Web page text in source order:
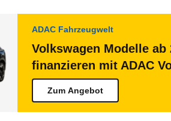
ADAC Fahrzeugwelt
Volkswagen Modelle
finanzieren mit ADAC
Zum Angebot